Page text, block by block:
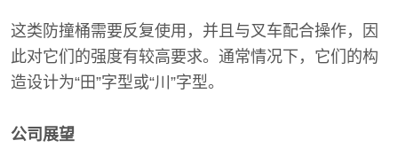
这类防撞桶需要反复使用，并且与叉车配合操作，因
此对它们的强度有较高要求。通常情况下，它们的构
造设计为“田”字型或“川”字型。
公司展望